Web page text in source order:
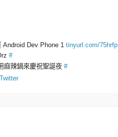
Dev Phone 1 tinyurl.com/75hrfp
#
麻辣鍋來慶祝聖誕夜 #